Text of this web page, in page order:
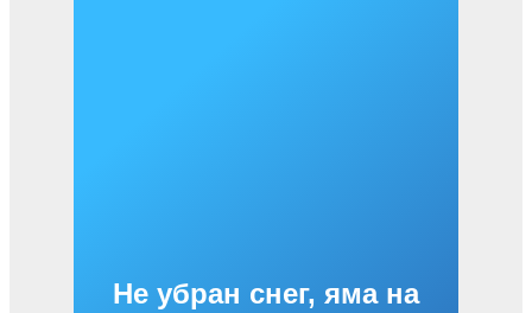
Не убран снег, яма на